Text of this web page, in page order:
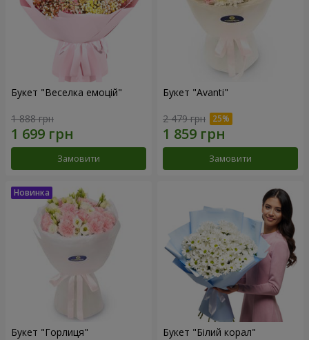
Букет "Веселка емоцій"
1 888 грн
Замовити
Букет "Avanti"
2 479 грн
Замовити
Букет "Горлиця" Букет "Білий корал"